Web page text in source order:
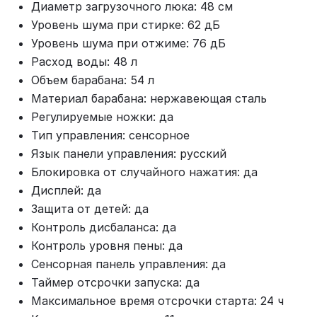
Диаметр загрузочного люка: 48 см
Уровень шума при стирке: 62 дБ
Уровень шума при отжиме: 76 дБ
Расход воды: 48 л
Объем барабана: 54 л
Материал барабана: нержавеющая сталь
Регулируемые ножки: да
Тип управления: сенсорное
Язык панели управления: русский
Блокировка от случайного нажатия: да
Дисплей: да
Защита от детей: да
Контроль дисбаланса: да
Контроль уровня пены: да
Сенсорная панель управления: да
Таймер отсрочки запуска: да
Максимальное время отсрочки старта: 24 ч